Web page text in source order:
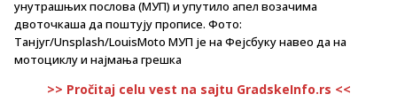
унутрашњих послова (МУП) и упутило апел возачима
двоточкаша да поштују прописе. Фото:
Танјуг/Unsplash/LouisMoto МУП је на Фејсбуку навео да на
мотоциклу и најмања грешка
>> Pročitaj celu vest na sajtu GradskeInfo.rs <<